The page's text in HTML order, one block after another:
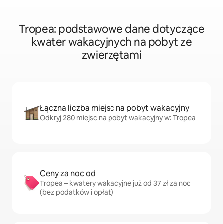
Tropea: podstawowe dane dotyczące
kwater wakacyjnych na pobyt ze
zwierzętami
Łączna liczba miejsc na pobyt wakacyjny
Odkryj 280 miejsc na pobyt wakacyjny w: Tropea
Ceny za noc od
Tropea – kwatery wakacyjne już od 37 zł za noc
(bez podatków i opłat)